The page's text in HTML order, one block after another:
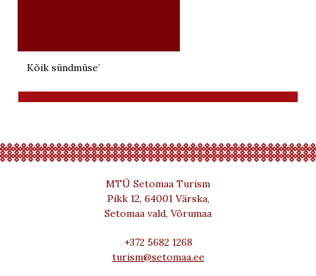
Kõik sündmüse’
MTÜ Setomaa Turism
Pikk 12, 64001 Värska,
Setomaa vald, Võrumaa
+372 5682 1268
turism@setomaa.ee